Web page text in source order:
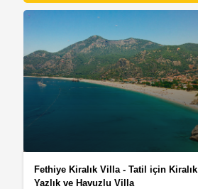
Fethiye Kiralık Villa - Tatil için Kiralık
Yazlık ve Havuzlu Villa